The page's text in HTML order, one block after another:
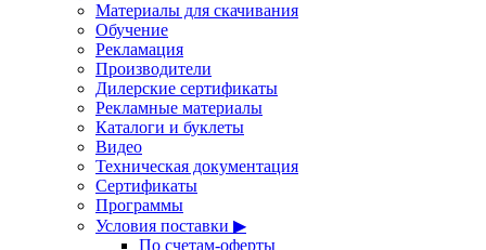
Материалы для скачивания
Обучение
Рекламация
Производители
Дилерские сертификаты
Рекламные материалы
Каталоги и буклеты
Видео
Техническая документация
Сертификаты
Программы
Условия поставки ▶
По счетам-оферты